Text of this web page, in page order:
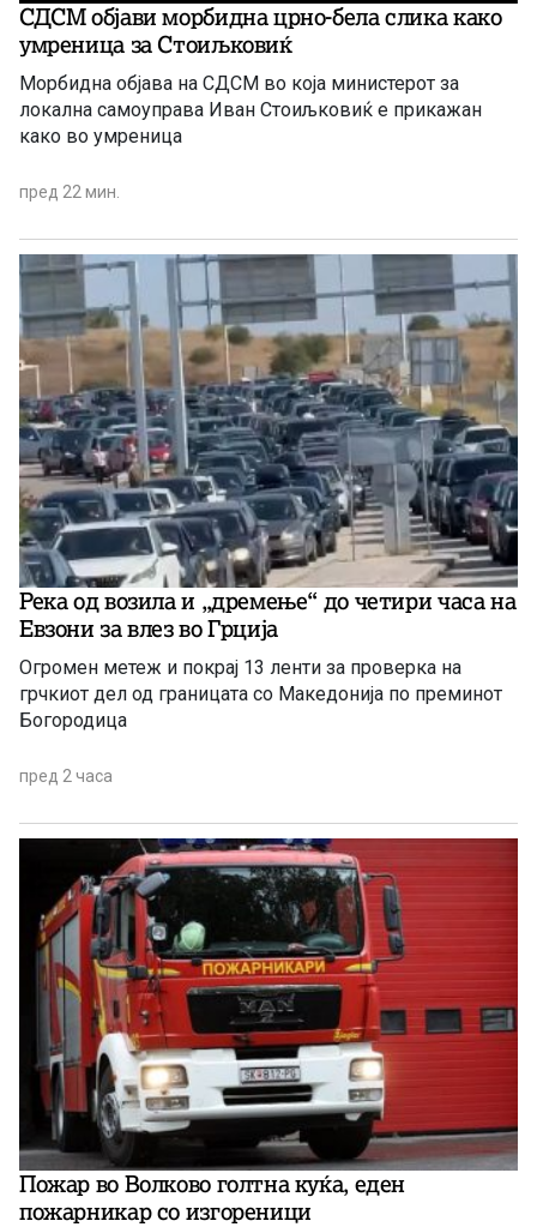
СДСМ објави морбидна црно-бела слика како
умреница за Стоиљковиќ
Морбидна објава на СДСМ во која министерот за
локална самоуправа Иван Стоиљковиќ е прикажан
како во умреница
пред 22 мин.
Река од возила и „дремење“ до четири часа на
Евзони за влез во Грција
Огромен метеж и покрај 13 ленти за проверка на
грчкиот дел од границата со Македонија по преминот
Богородица
пред 2 часа
Пожар во Волково голтна куќа, еден
пожарникар со изгореници